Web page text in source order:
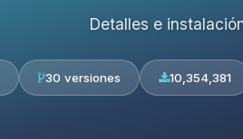
Detalles e
30 versiones 10,354,381